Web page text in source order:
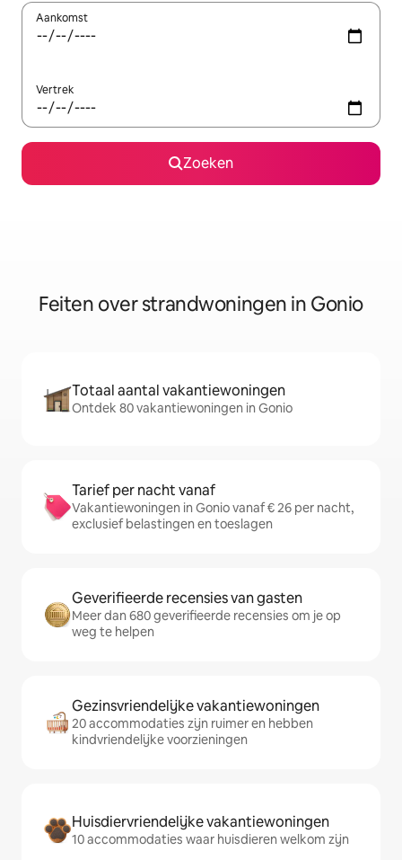
Aankomst
Vertrek
Zoeken
Feiten over strandwoningen in Gonio
Totaal aantal vakantiewoningen
Ontdek 80 vakantiewoningen in Gonio
Tarief per nacht vanaf
Vakantiewoningen in Gonio vanaf € 26 per nacht,
exclusief belastingen en toeslagen
Geverifieerde recensies van gasten
Meer dan 680 geverifieerde recensies om je op
weg te helpen
Gezinsvriendelijke vakantiewoningen
20 accommodaties zijn ruimer en hebben
kindvriendelijke voorzieningen
Huisdiervriendelijke vakantiewoningen
10 accommodaties waar huisdieren welkom zijn